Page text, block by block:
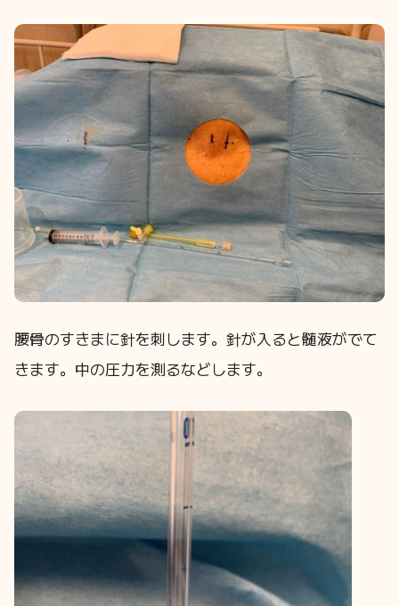
腰骨のすきまに針を刺します。針が入ると髄液がでて
きます。中の圧力を測るなどします。